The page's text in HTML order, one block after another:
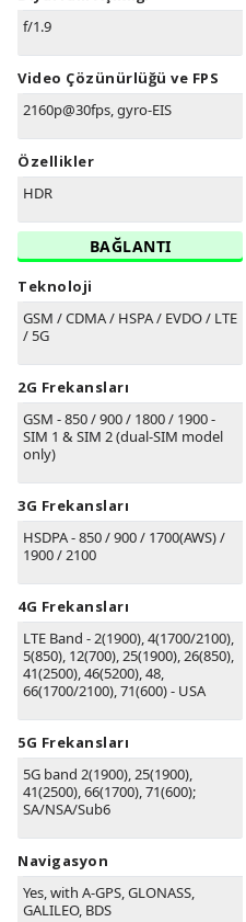
f/1.9
Video Çözünürlüğü ve FPS
2160p@30fps, gyro-EIS
Özellikler
HDR
BAĞLANTI
Teknoloji
GSM / CDMA / HSPA / EVDO / LTE
/ 5G
2G Frekansları
GSM - 850 / 900 / 1800 / 1900 -
SIM 1 & SIM 2 (dual-SIM model
only)
3G Frekansları
HSDPA - 850 / 900 / 1700(AWS) /
1900 / 2100
4G Frekansları
LTE Band - 2(1900), 4(1700/2100),
5(850), 12(700), 25(1900), 26(850),
41(2500), 46(5200), 48,
66(1700/2100), 71(600) - USA
5G Frekansları
5G band 2(1900), 25(1900),
41(2500), 66(1700), 71(600);
SA/NSA/Sub6
Navigasyon
Yes, with A-GPS, GLONASS,
GALILEO, BDS